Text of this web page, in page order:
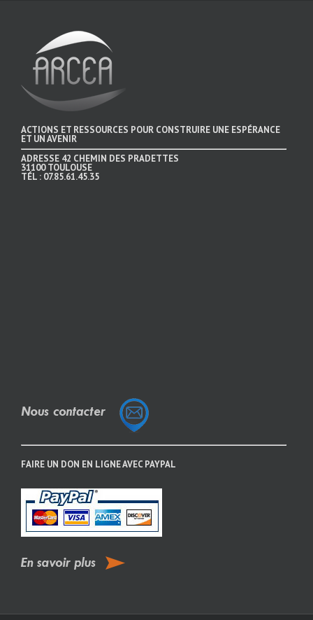
ACTIONS ET RESSOURCES POUR CONSTRUIRE UNE ESPÉRANCE
ET UN AVENIR
ADRESSE 42 CHEMIN DES PRADETTES
31100 TOULOUSE
TÉL : 07.85.61.45.35
FAIRE UN DON EN LIGNE AVEC PAYPAL